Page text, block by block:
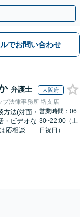
能】
でお問い合わせ
弁護士 大阪府
プ法律事務所 堺支店
方法(対面・
・ビデオな
応相談
営業時間：06:
30~22:00（土
日祝日）